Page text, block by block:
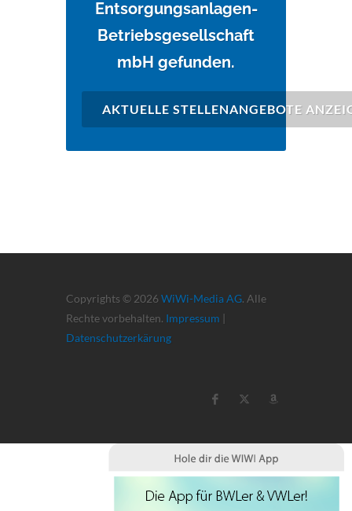
Entsorgungsanlagen-
Betriebsgesellschaft
mbH gefunden.
AKTUELLE STELLENANGEBOTE
Copyrights © 2026 WiWi-Media AG. Alle
Rechte vorbehalten. Impressum |
Datenschutzerkärung